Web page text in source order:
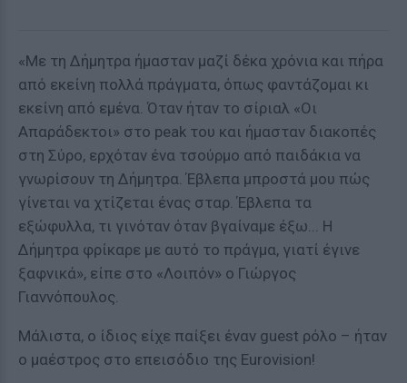
«Με τη Δήμητρα ήμασταν μαζί δέκα χρόνια και πήρα
από εκείνη πολλά πράγματα, όπως φαντάζομαι κι
εκείνη από εμένα. Όταν ήταν το σίριαλ «Οι
Απαράδεκτοι» στο peak του και ήμασταν διακοπές
στη Σύρο, ερχόταν ένα τσούρμο από παιδάκια να
γνωρίσουν τη Δήμητρα. Έβλεπα μπροστά μου πώς
γίνεται να χτίζεται ένας σταρ. Έβλεπα τα
εξώφυλλα, τι γινόταν όταν βγαίναμε έξω... Η
Δήμητρα φρίκαρε με αυτό το πράγμα, γιατί έγινε
ξαφνικά», είπε στο «Λοιπόν» ο Γιώργος
Γιαννόπουλος.
Μάλιστα, ο ίδιος είχε παίξει έναν guest ρόλο – ήταν
ο μαέστρος στο επεισόδιο της Εurovision!